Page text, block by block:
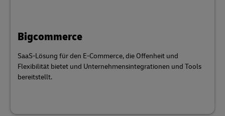
Bigcommerce
SaaS-Lösung für den E-Commerce, die Offenheit und
Flexibilität bietet und Unternehmensintegrationen und Tools
bereitstellt.